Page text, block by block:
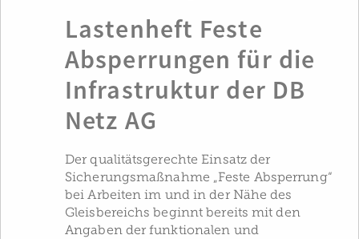
Lastenheft Feste
Absperrungen für die
Infrastruktur der DB
Netz AG
Der qualitätsgerechte Einsatz der
Sicherungsmaßnahme „Feste Absperrung“
bei Arbeiten im und in der Nähe des
Gleisbereichs beginnt bereits mit den
Angaben der funktionalen und